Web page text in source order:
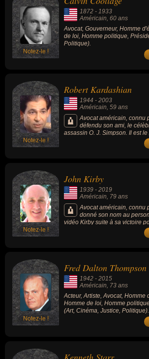
l'Ukraine, a également marqué
son évolution politique
passant du statut de critique
Donald Trump en 2016 à celui
de confiance et de défenseur
l'ancien président, a joué un
dans la confirmation très
conservateur Brett Kavanaugh
Notez-le !
1872 - 1933
Américain , 60 ans
Avocat, Gouverneur, Homme
de loi, Homme politique,
Politique).
Notez-le !
Robert Kardashian
1944 - 2003
Américain, 59 ans
Avocat américain, connu
défendu son ami, le
assassin O. J. Simpson. Il est
Notez-le !
John Kirby
1939 - 2019
Américain , 79 ans
Avocat américain, connu
donné son nom au
vidéo Kirby suite à sa victoire
défendu Nintendo en 1984
pour la protection du
Notez-le !
Fred Dalton Thompson
1942 - 2015
Américain, 73 ans
Acteur, Artiste, Avocat, Homme
Homme de loi, Homme
(Art, Cinéma, Justice, Politique).